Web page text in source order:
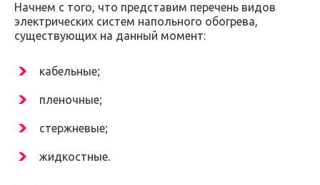
Начнем с того, что представим перечень видов
электрических систем напольного обогрева,
существующих на данный момент:
кабельные;
пленочные;
стержневые;
жидкостные.